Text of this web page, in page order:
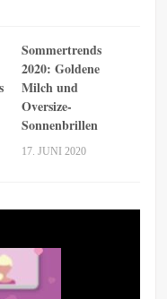
Sommertrends
2020: Goldene
Milch und
Oversize-
Sonnenbrillen
17. JUNI 2020